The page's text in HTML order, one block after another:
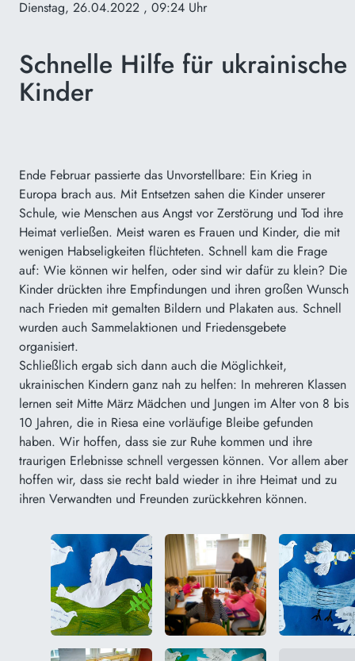
Dienstag, 26.04.2022 , 09:24 Uhr
Schnelle Hilfe für ukrainische
Kinder
Ende Februar passierte das Unvorstellbare: Ein Krieg in
Europa brach aus. Mit Entsetzen sahen die Kinder unserer
Schule, wie Menschen aus Angst vor Zerstörung und Tod ihre
Heimat verließen. Meist waren es Frauen und Kinder, die mit
wenigen Habseligkeiten flüchteten. Schnell kam die Frage
auf: Wie können wir helfen, oder sind wir dafür zu klein? Die
Kinder drückten ihre Empfindungen und ihren großen Wunsch
nach Frieden mit gemalten Bildern und Plakaten aus. Schnell
wurden auch Sammelaktionen und Friedensgebete
organisiert.
Schließlich ergab sich dann auch die Möglichkeit,
ukrainischen Kindern ganz nah zu helfen: In mehreren Klassen
lernen seit Mitte März Mädchen und Jungen im Alter von 8 bis
10 Jahren, die in Riesa eine vorläufige Bleibe gefunden
haben. Wir hoffen, dass sie zur Ruhe kommen und ihre
traurigen Erlebnisse schnell vergessen können. Vor allem aber
hoffen wir, dass sie recht bald wieder in ihre Heimat und zu
ihren Verwandten und Freunden zurückkehren können.